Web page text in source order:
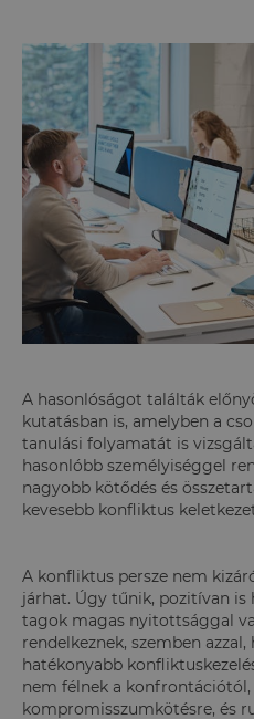
A hasonlóságot találták
kutatásban is, amelyben a
tanulási folyamatát is
hasonlóbb személyiséggel
nagyobb kötődés és
kevesebb konfliktus
A konfliktus persze nem
járhat. Úgy tűnik, pozitívan is
tagok magas nyitottsággal
rendelkeznek, szemben
hatékonyabb
nem félnek a konfrontációtól,
kompromisszumkötésre, és